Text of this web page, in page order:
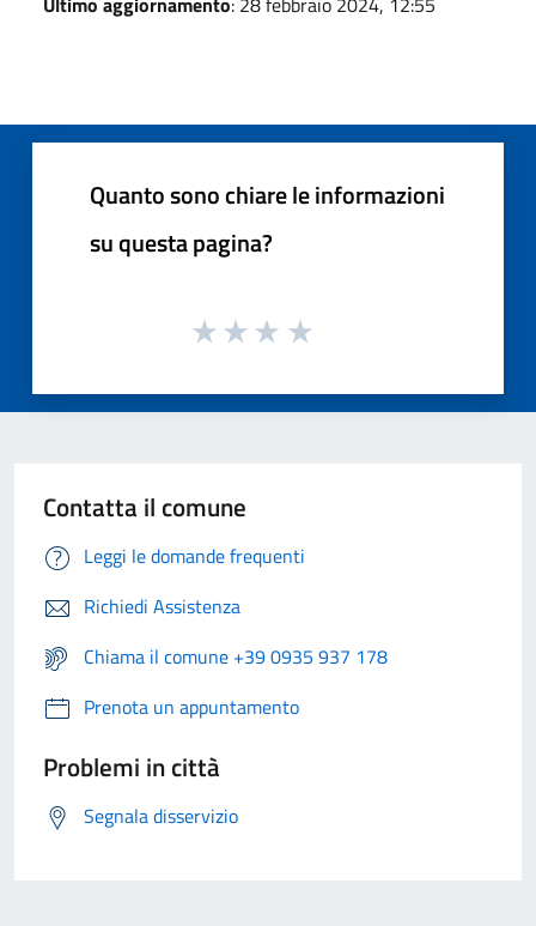
Quanto sono chiare le informazioni
su questa pagina?
Contatta il comune
Leggi le domande frequenti
Richiedi Assistenza
Chiama il comune +39 0935 937 178
Prenota un appuntamento
Problemi in città
Segnala disservizio